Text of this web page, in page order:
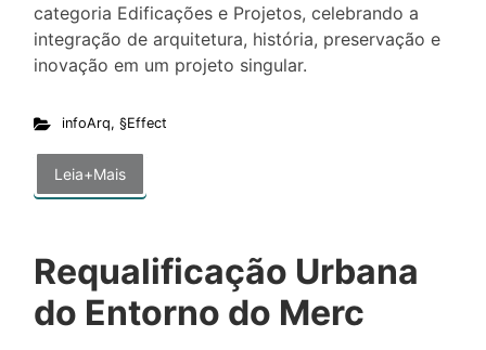
categoria Edificações e Projetos, celebrando a
integração de arquitetura, história, preservação e
inovação em um projeto singular.
infoArq, §Effect
Leia+Mais
Requalificação Urbana
do Entorno do Merc